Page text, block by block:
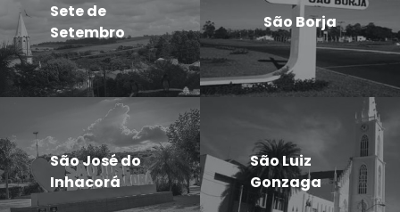
Sete de
Setembro
São Borja
São José do
Inhacorá
São Luiz
Gonzaga